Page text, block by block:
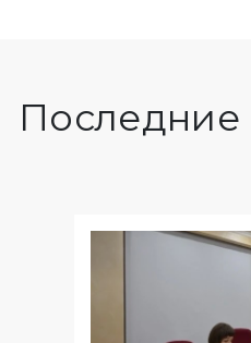
Последние